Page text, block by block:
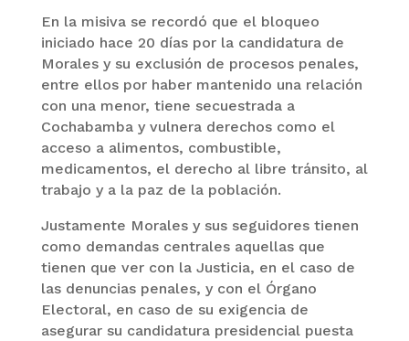
En la misiva se recordó que el bloqueo
iniciado hace 20 días por la candidatura de
Morales y su exclusión de procesos penales,
entre ellos por haber mantenido una relación
con una menor, tiene secuestrada a
Cochabamba y vulnera derechos como el
acceso a alimentos, combustible,
medicamentos, el derecho al libre tránsito, al
trabajo y a la paz de la población.
Justamente Morales y sus seguidores tienen
como demandas centrales aquellas que
tienen que ver con la Justicia, en el caso de
las denuncias penales, y con el Órgano
Electoral, en caso de su exigencia de
asegurar su candidatura presidencial puesta